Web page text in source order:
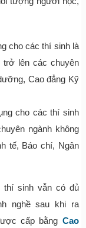
cho các thí sinh là
trở lên các chuyên
Cao đẳng Kỹ
cho các thí sinh
ngành không
tế, Báo chí, Ngân
thí sinh vẫn có đủ
nghề sau khi ra
cấp bằng Cao